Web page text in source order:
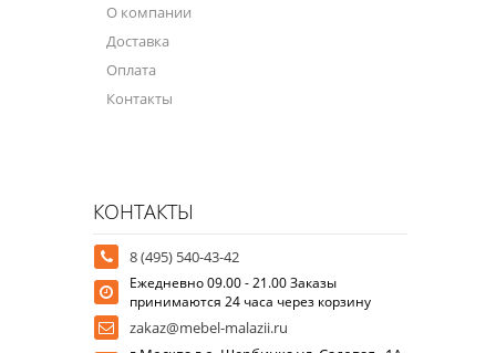
О компании
Доставка
Оплата
Контакты
КОНТАКТЫ
8 (495) 540-43-42
Ежедневно 09.00 - 21.00 Заказы
принимаются 24 часа через корзину
zakaz@mebel-malazii.ru